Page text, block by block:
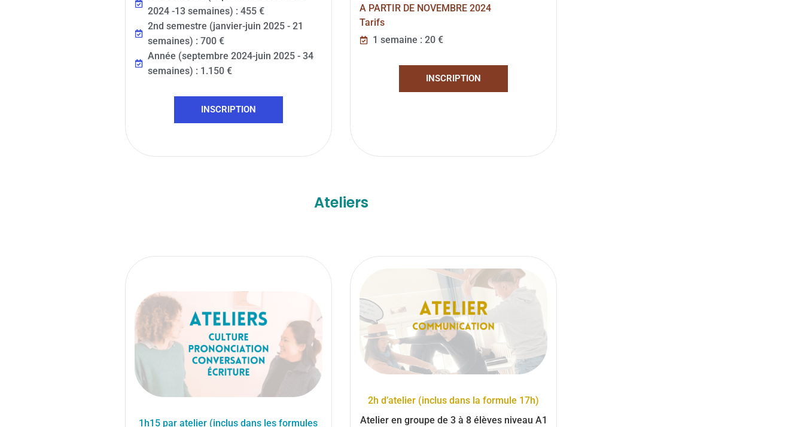
2024 -13 semaines) : 455 €
2nd semestre (janvier-juin 2025 - 21
semaines) : 700 €
Année (septembre 2024-juin 2025 - 34
semaines) : 1.150 €
INSCRIPTION
A PARTIR DE NOVEMBRE 2024
Tarifs
1 semaine : 20 €
INSCRIPTION
Ateliers
1h15 par atelier (inclus dans les formules
2h d’atelier (inclus dans la formule 17h)
Atelier en groupe de 3 à 8 élèves niveau A1